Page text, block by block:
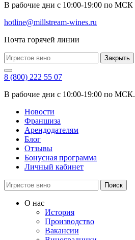
В рабочие дни с 10:00-19:00 по МСК
hotline@millstream-wines.ru
Почта горячей линии
Закрыть
8 (800) 222 55 07
В рабочие дни с 10:00-19:00 по МСК.
Новости
Франшиза
Арендодателям
Блог
Отзывы
Бонусная программа
Личный кабинет
Поиск
О нас
История
Производство
Вакансии